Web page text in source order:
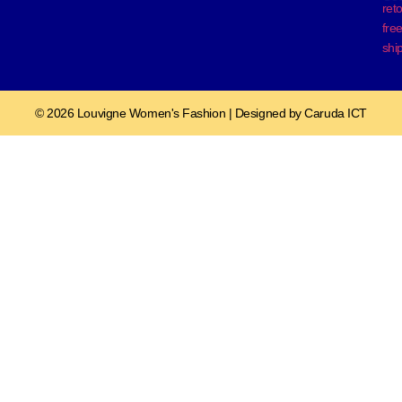
free
© 2026 Louvigne Women's Fashion | Designed by Caruda ICT